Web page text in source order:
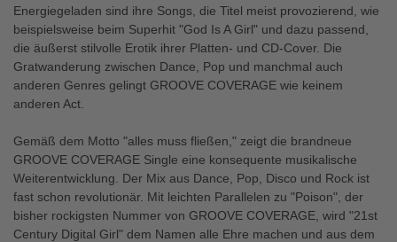
Energiegeladen sind ihre Songs, die Titel meist provozierend, wie
beispielsweise beim Superhit "God Is A Girl" und dazu passend,
die äußerst stilvolle Erotik ihrer Platten- und CD-Cover. Die
Gratwanderung zwischen Dance, Pop und manchmal auch
anderen Genres gelingt GROOVE COVERAGE wie keinem
anderen Act.
Gemäß dem Motto "alles muss fließen," zeigt die brandneue
GROOVE COVERAGE Single eine konsequente musikalische
Weiterentwicklung. Der Mix aus Dance, Pop, Disco und Rock ist
fast schon revolutionär. Mit leichten Parallelen zu "Poison", der
bisher rockigsten Nummer von GROOVE COVERAGE, wird "21st
Century Digital Girl" dem Namen alle Ehre machen und aus dem